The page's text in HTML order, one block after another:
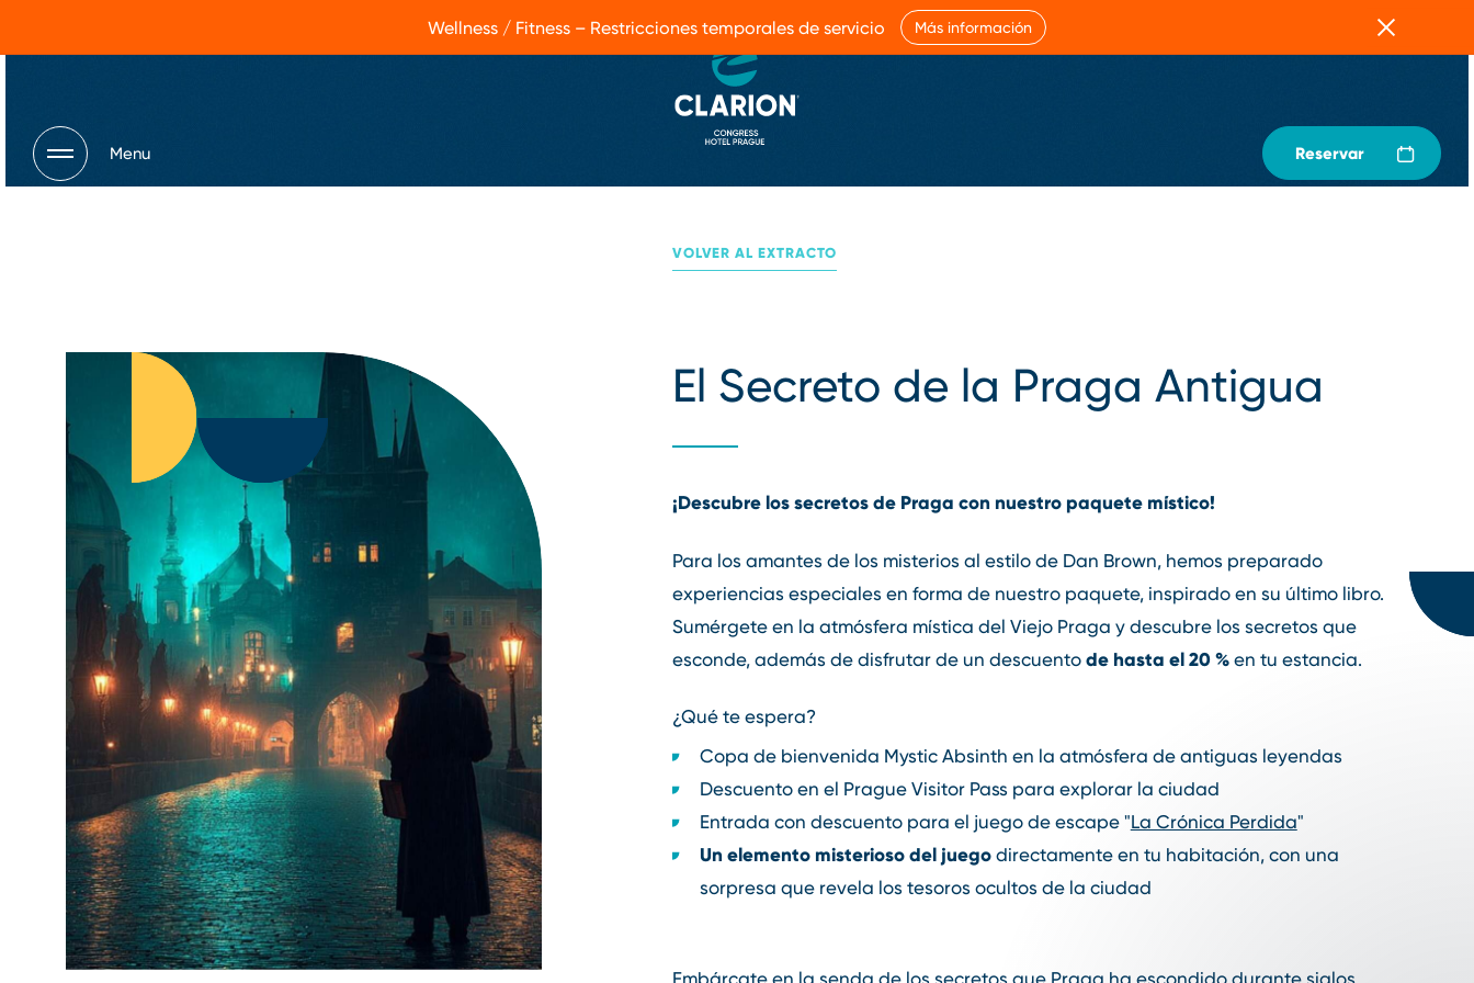
Menu Reservar
VOLVER AL EXTRACTO
El Secreto de la Praga Antigua
¡Descubre los secretos de Praga con nuestro paquete místico!
Para los amantes de los misterios al estilo de Dan Brown, hemos preparado
experiencias especiales en forma de nuestro paquete, inspirado en su último libro.
Sumérgete en la atmósfera mística del Viejo Praga y descubre los secretos que
esconde, además de disfrutar de un descuento de hasta el 20 % en tu estancia.
¿Qué te espera?
Copa de bienvenida Mystic Absinth en la atmósfera de antiguas leyendas
Descuento en el Prague Visitor Pass para explorar la ciudad
Entrada con descuento para el juego de escape "La Crónica Perdida"
Un elemento misterioso del juegodirectamente en tu habitación, con una
sorpresa que revela los tesoros ocultos de la ciudad
Embárcate en la senda de los secretos que Praga ha escondido durante siglos.
Wellness / Fitness – Restricciones temporales de servicio Más información Cerrar